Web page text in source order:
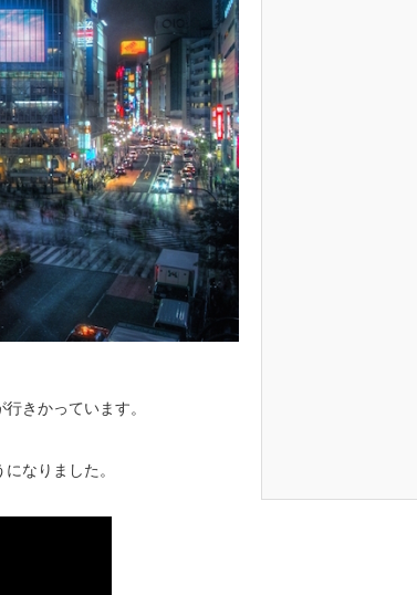
きかっています。
なりました。